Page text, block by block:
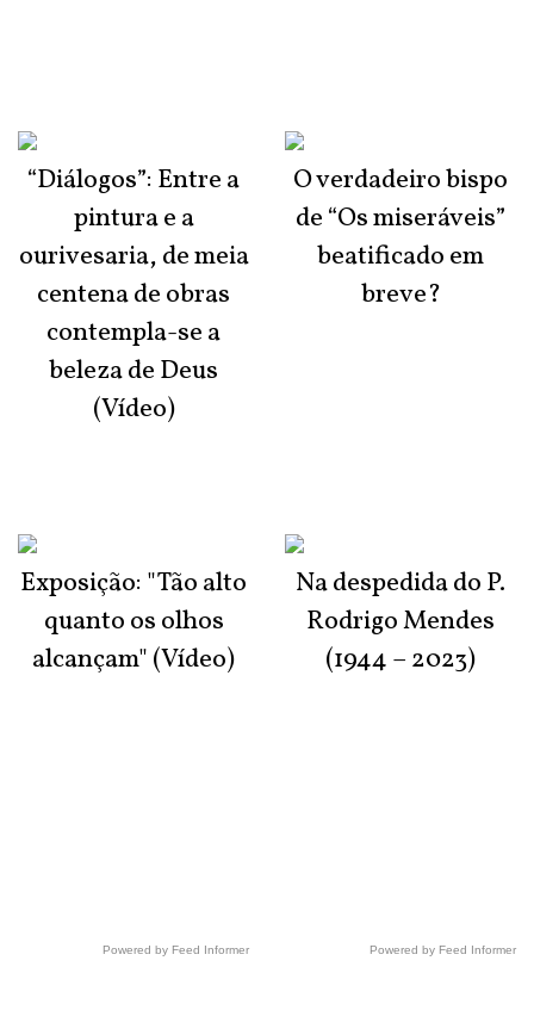
“Diálogos”: Entre a
pintura e a
ourivesaria, de meia
centena de obras
contempla-se a
beleza de Deus
(Vídeo)
Exposição: "Tão alto
quanto os olhos
alcançam" (Vídeo)
Powered by Feed Informer
O verdadeiro bispo
de “Os miseráveis”
beatificado em
breve?
Na despedida do P.
Rodrigo Mendes
(1944 – 2023)
Powered by Feed Informer